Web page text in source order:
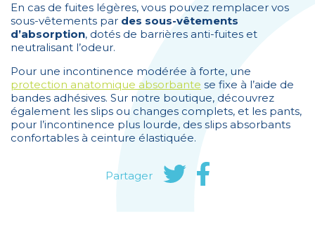
En cas de fuites légères, vous pouvez remplacer vos
sous-vêtements par des sous-vêtements
d’absorption, dotés de barrières anti-fuites et
neutralisant l’odeur.
Pour une incontinence modérée à forte, une
protection anatomique absorbante se fixe à l’aide de
bandes adhésives. Sur notre boutique, découvrez
également les slips ou changes complets, et les pants,
pour l’incontinence plus lourde, des slips absorbants
confortables à ceinture élastiquée.
Partager